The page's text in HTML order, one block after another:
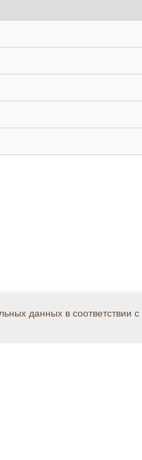
данных в соответствии с